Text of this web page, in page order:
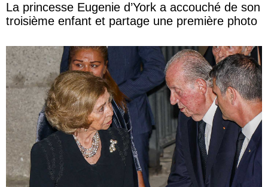
La princesse Eugenie d’York a accouché de son
troisième enfant et partage une première photo